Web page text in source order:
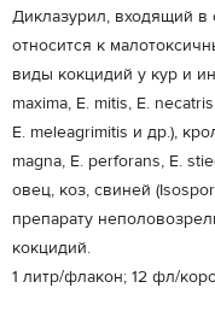
Диклазурил, входящий в
относится к
виды кокцидий у кур и
maxima, Е. mitis, Е.
Е. meleagrimitis и др.),
magna, Е. perforans, Е.
овец, коз, свиней
препарату
кокцидий.
1 литр/флакон; 12 фл/